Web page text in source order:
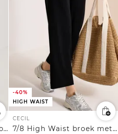
7/8 Mid Waist Slim Legs broek in casual fit
-40%
HIGH WAIST
CECIL
7/8 High Waist broek met wijde pijpen in Loose Fit